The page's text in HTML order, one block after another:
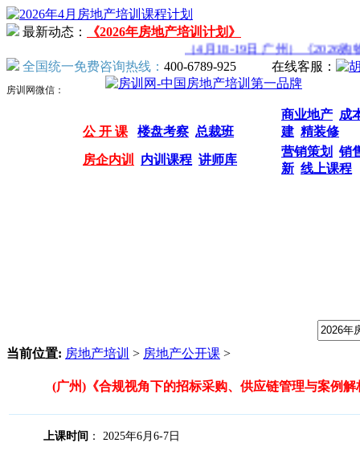
最新动态：
《2026年房地产培训计划》
（4月18-19日 广州）《2026购物
全国统一免费咨询热线： 400-6789-925 在线客服：
房训网微信：
公 开 课 楼盘考察 总裁班
商业地产 成
建 精装修
房企内训 内训课程 讲师库
营销策划
销
新 线上课程
当前位置: 房地产培训 > 房地产公开课 >
(广州)《合规视角下的招标采购、供应链管理与案例解
上课时间 ： 2025年6月6-7日